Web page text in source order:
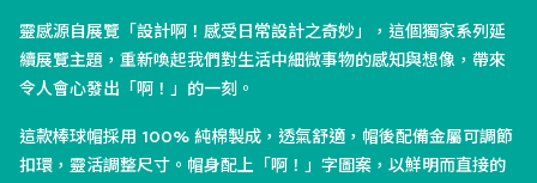
靈感源自展覽「設計啊！感受日常設計之奇妙」，這個獨家系列延
續展覽主題，重新喚起我們對生活中細微事物的感知與想像，帶來
令人會心發出「啊！」的一刻。
這款棒球帽採用 100% 純棉製成，透氣舒適，帽後配備金屬可調節
扣環，靈活調整尺寸。帽身配上「啊！」字圖案，以鮮明而直接的